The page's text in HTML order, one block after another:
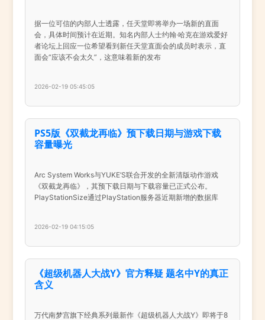
据一位可信的内部人士透露，任天堂即将举办一场新的直面
会，具体时间预计在近期。知名内部人士约翰·哈克在游戏爱好
者论坛上回应一位希望看到新任天堂直面会的成员时表示，直
面会“应该不会太久”，这意味着新的发布
2026-02-19 05:45:05
PS5版《双截龙再临》预下载日期与游戏下载
容量曝光
Arc System Works与YUKE’S联合开发的全新清版动作游戏
《双截龙再临》，其预下载日期与下载容量已正式公布。
PlayStationSize通过PlayStation服务器近期新增的数据库
2026-02-19 04:15:05
《超级机器人大战Y》官方释疑 题名中Y的真正
含义
万代南梦宫旗下经典系列最新作《超级机器人大战Y》即将于8